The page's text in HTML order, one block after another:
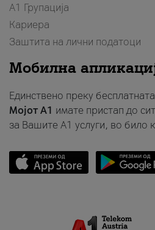
А1 Групација
Кариера
Заштита на лични податоци
Мобилна
Единствено преку
Мојот A1 имате пристап до
за Вашите A1 услуги, во било